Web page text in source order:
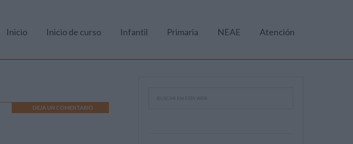
Inicio Inicio de curso Infantil Primaria NEAE Atención
DEJA UN COMENTARIO